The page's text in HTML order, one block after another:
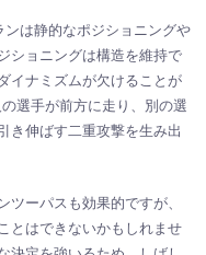
は静的なポジショニングや
ショニングは構造を維持で
イナミズムが欠けることが
選手が前方に走り、別の選
き伸ばす二重攻撃を生み出
ーパスも効果的ですが、
とはできないかもしれませ